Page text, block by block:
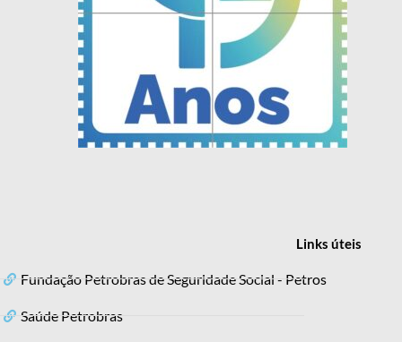
Linksúteis
Fundação Petrobras de Seguridade Social - Petros
Saúde Petrobras